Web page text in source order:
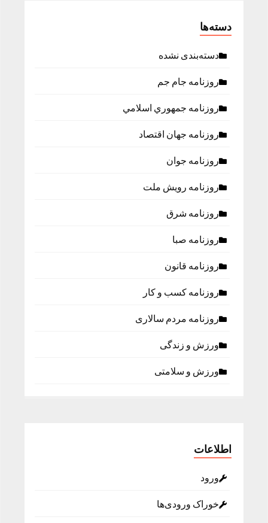
دسته‌ها
دسته‌بندی نشده
روزنامه جام جم
روزنامه جمهوري اسلامي
روزنامه جهان اقتصاد
روزنامه جوان
روزنامه رویش ملت
روزنامه شرق
روزنامه صبا
روزنامه قانون
روزنامه كسب و كار
روزنامه مردم سالاری
ورزش و زندگی
ورزش و سلامتی
اطلاعات
ورود
خوراک ورودی‌ها